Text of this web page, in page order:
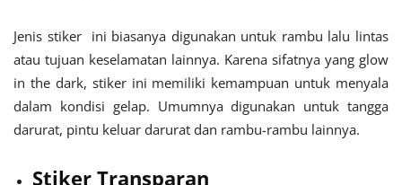
Jenis stiker ini biasanya digunakan untuk rambu lalu lintas
atau tujuan keselamatan lainnya. Karena sifatnya yang glow
in the dark, stiker ini memiliki kemampuan untuk menyala
dalam kondisi gelap. Umumnya digunakan untuk tangga
darurat, pintu keluar darurat dan rambu-rambu lainnya.
Stiker Transparan